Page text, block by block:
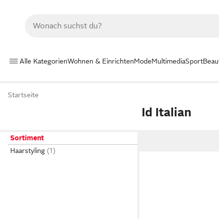
Alle KategorienWohnen & EinrichtenModeMultimediaSport
Startseite
Id Italian
Sortiment
Haarstyling